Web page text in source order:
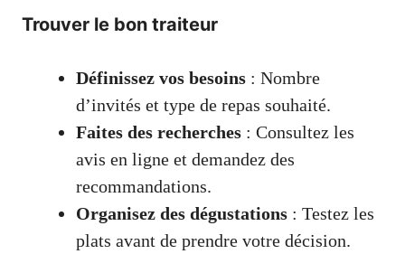
Trouver le bon traiteur
Définissez vos besoins : Nombre
d’invités et type de repas souhaité.
Faites des recherches : Consultez les
avis en ligne et demandez des
recommandations.
Organisez des dégustations : Testez les
plats avant de prendre votre décision.